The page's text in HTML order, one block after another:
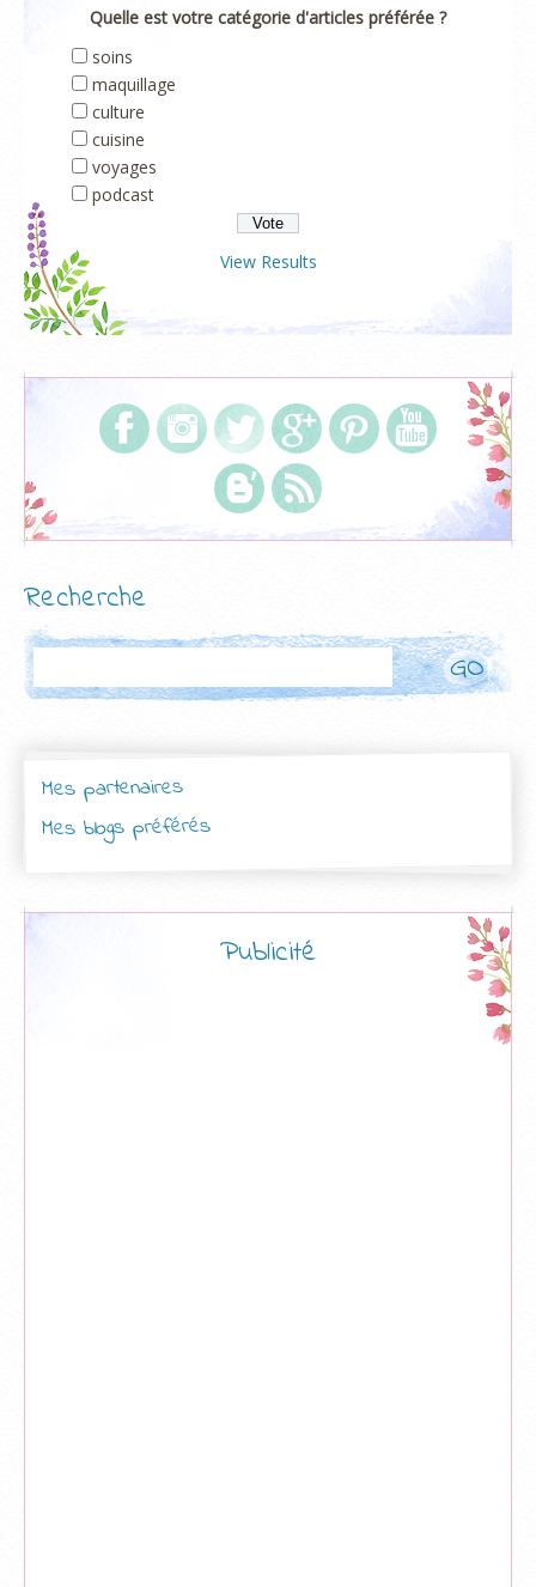
Quelle est votre catégorie d'articles préférée ?
soins
maquillage
culture
cuisine
voyages
podcast
View Results
Recherche
Mes partenaires
Mes blogs préférés
Publicité